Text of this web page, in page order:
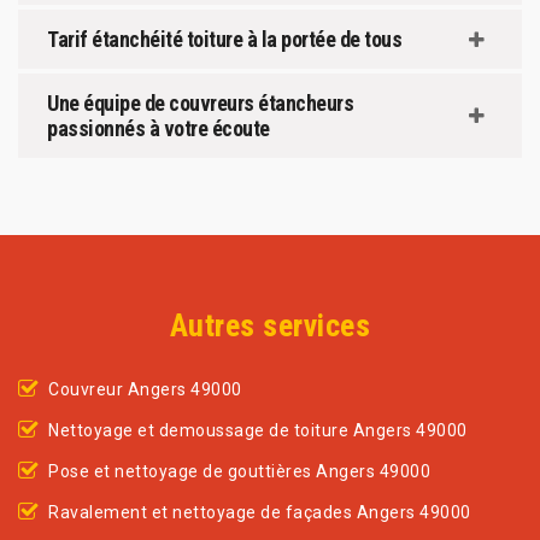
Tarif étanchéité toiture à la portée de tous
Une équipe de couvreurs étancheurs
passionnés à votre écoute
Autres services
Couvreur Angers 49000
Nettoyage et demoussage de toiture Angers 49000
Pose et nettoyage de gouttières Angers 49000
Ravalement et nettoyage de façades Angers 49000